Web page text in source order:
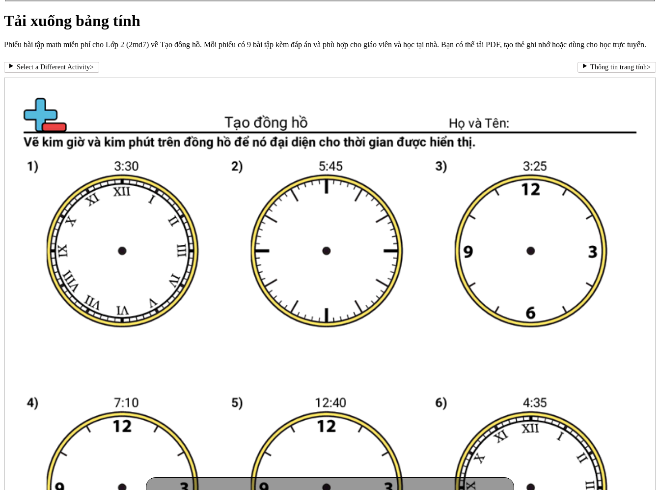
Tải xuống bảng tính
Phiếu bài tập math miễn phí cho Lớp 2 (2md7) về Tạo đồng hồ. Mỗi phiếu có 9 bài tập kèm đáp án và phù hợp cho giáo viên và học tại nhà. Bạn có thể tải PDF, tạo thẻ ghi nhớ hoặc dùng cho học trực tuyến.
Select a Different Activity> Thông tin trang tính>